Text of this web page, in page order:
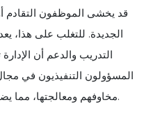
قد يخشى الموظفون التقادم
الجديدة. للتغلب على هذا،
التدريب والدعم أن
المسؤولون التنفيذيون في
مخاوفهم ومعالجتها، مما يضمن قوة عاملة أكثر قدرة على التكيف.